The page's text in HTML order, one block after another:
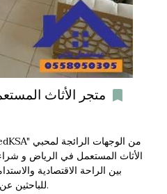
متجر الأثاث
الأثاث المستعمل في الرياض و
بين الراحة الاقتصادية
للباحثين عن قطع أثاث مميزة بأسعار معقولة.